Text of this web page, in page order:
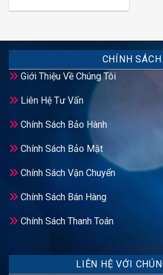
CHÍNH SÁCH
Giới Thiệu Về Chúng Tôi
Liên Hệ Tư Vấn
Chính Sách Bảo Hành
Chính Sách Bảo Mật
Chính Sách Vận Chuyển
Chính Sách Bán Hàng
Chính Sách Thanh Toán
LIÊN HỆ VỚI